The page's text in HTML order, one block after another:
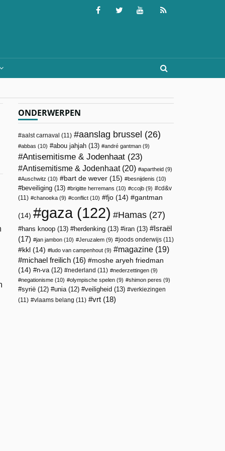
ONDERWERPEN
aalst carnaval (11) aanslag brussel (26)
abbas (10) abou jahjah (13) andré gantman (9)
Antisemitisme & Jodenhaat (23)
Antisemitisme & Jodenhaat(20) apartheid (9)
Auschwitz (10) bart de wever (15) besnijdenis (10)
beveiliging (13) brigitte herremans (10) ccojb (9)
cd&v
(11)
chanoeka (9) conflict (10) fjo (14) gantman
(14) gaza(122) Hamas (27)
hans knoop (13) herdenking (13) iran (13)
Israël
(17)
jan jambon (10) Jeruzalem (9) joods onderwijs (11)
kkl (14) ludo van campenhout (9) magazine (19)
michael freilich (16)
moshe aryeh friedman
(14)
n-va(12) nederland (11) nederzettingen (9)
negationisme (10) olympische spelen (9) shimon peres (9)
syrië (12) unia(12) veiligheid (13)
verkiezingen
(11)
vlaams belang (11) vrt (18)